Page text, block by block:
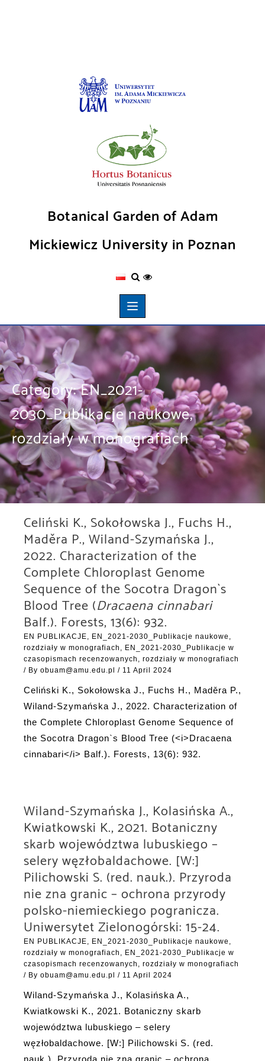
Botanical Garden of Adam
Mickiewicz University in Poznan
Category:EN_2021-
2030_Publikacje naukowe,
rozdziały w monografiach
Celiński K., Sokołowska J., Fuchs H.,
Maděra P., Wiland-Szymańska J.,
2022. Characterization of the
Complete Chloroplast Genome
Sequence of the Socotra Dragon`s
Blood Tree (Dracaena cinnabari
Balf.). Forests, 13(6): 932.
EN PUBLIKACJE, EN_2021-2030_Publikacje naukowe,
rozdziały w monografiach , EN_2021-2030_Publikacje w
czasopismach recenzowanych, rozdziały w monografiach
/ By obuam@amu.edu.pl / 11 April 2024
Celiński K., Sokołowska J., Fuchs H., Maděra P.,
Wiland-Szymańska J., 2022. Characterization of
the Complete Chloroplast Genome Sequence of
the Socotra Dragon`s Blood Tree (<i>Dracaena
cinnabari</i> Balf.). Forests, 13(6): 932.
Wiland-Szymańska J., Kolasińska A.,
Kwiatkowski K., 2021. Botaniczny
skarb województwa lubuskiego –
selery węzłobaldachowe. [W:]
Pilichowski S. (red. nauk.). Przyroda
nie zna granic – ochrona przyrody
polsko-niemieckiego pogranicza.
Uniwersytet Zielonogórski: 15-24.
EN PUBLIKACJE, EN_2021-2030_Publikacje naukowe,
rozdziały w monografiach , EN_2021-2030_Publikacje w
czasopismach recenzowanych, rozdziały w monografiach
/ By obuam@amu.edu.pl / 11 April 2024
Wiland-Szymańska J., Kolasińska A.,
Kwiatkowski K., 2021. Botaniczny skarb
województwa lubuskiego – selery
węzłobaldachowe. [W:] Pilichowski S. (red.